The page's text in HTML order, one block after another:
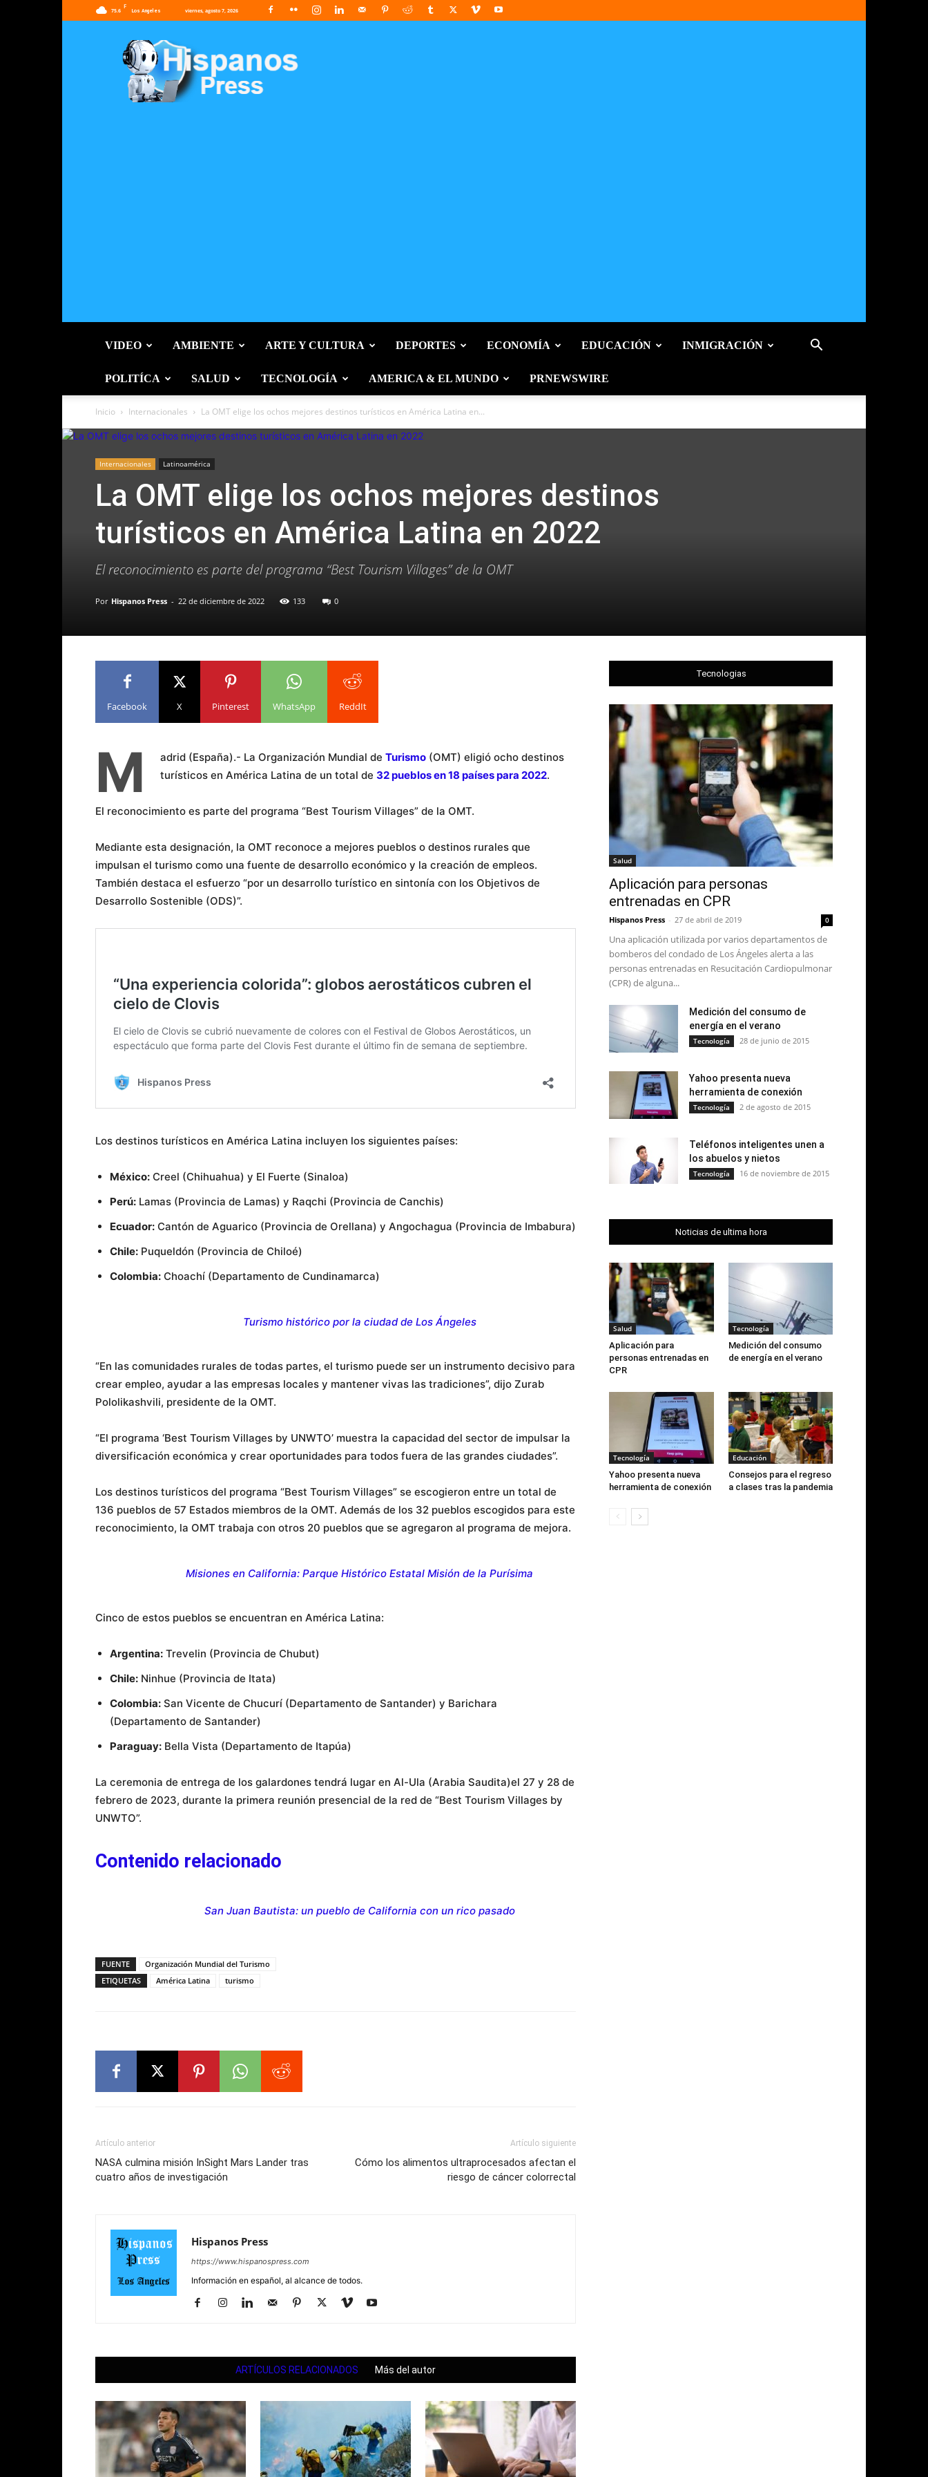
75.6
F
Los Angeles viernes, agosto 7, 2026
Press
VIDEO AMBIENTE ARTE Y CULTURA DEPORTES ECONOMÍA EDUCACIÓN INMIGRACIÓN
POLITÍCA SALUD TECNOLOGÍA AMERICA & EL MUNDO PRNEWSWIRE
Inicio Internacionales La OMT elige los ochos mejores destinos turísticos en América Latina en...
Internacionales Latinoamérica
La OMT elige los ochos mejores destinos
turísticos en América Latina en 2022
El reconocimiento es parte del programa “Best Tourism Villages” de la OMT
Por Hispanos Press - 22 de diciembre de 2022 133 0
Facebook X Pinterest WhatsApp ReddIt
M adrid (España).- La Organización Mundial de Turismo (OMT) eligió ocho destinos
turísticos en América Latina de un total de 32 pueblos en 18 países para 2022.
El reconocimiento es parte del programa “Best Tourism Villages” de la OMT.
Mediante esta designación, la OMT reconoce a mejores pueblos o destinos rurales que
impulsan el turismo como una fuente de desarrollo económico y la creación de empleos.
También destaca el esfuerzo “por un desarrollo turístico en sintonía con los Objetivos de
Desarrollo Sostenible (ODS)”.
Los destinos turísticos en América Latina incluyen los siguientes países:
México: Creel (Chihuahua) y El Fuerte (Sinaloa)
Perú: Lamas (Provincia de Lamas) y Raqchi (Provincia de Canchis)
Ecuador: Cantón de Aguarico (Provincia de Orellana) y Angochagua (Provincia de Imbabura)
Chile: Puqueldón (Provincia de Chiloé)
Colombia: Choachí (Departamento de Cundinamarca)
Turismo histórico por la ciudad de Los Ángeles
“En las comunidades rurales de todas partes, el turismo puede ser un instrumento decisivo para
crear empleo, ayudar a las empresas locales y mantener vivas las tradiciones”, dijo Zurab
Pololikashvili, presidente de la OMT.
“El programa ‘Best Tourism Villages by UNWTO’ muestra la capacidad del sector de impulsar la
diversificación económica y crear oportunidades para todos fuera de las grandes ciudades”.
Los destinos turísticos del programa “Best Tourism Villages” se escogieron entre un total de
136 pueblos de 57 Estados miembros de la OMT. Además de los 32 pueblos escogidos para este
reconocimiento, la OMT trabaja con otros 20 pueblos que se agregaron al programa de mejora.
Misiones en California: Parque Histórico Estatal Misión de la Purísima
Cinco de estos pueblos se encuentran en América Latina:
Argentina: Trevelin (Provincia de Chubut)
Chile: Ninhue (Provincia de Itata)
Colombia: San Vicente de Chucurí (Departamento de Santander) y Barichara
(Departamento de Santander)
Paraguay: Bella Vista (Departamento de Itapúa)
La ceremonia de entrega de los galardones tendrá lugar en Al-Ula (Arabia Saudita)el 27 y 28 de
febrero de 2023, durante la primera reunión presencial de la red de “Best Tourism Villages by
UNWTO”.
Contenido relacionado
San Juan Bautista: un pueblo de California con un rico pasado
FUENTE
Organización Mundial del Turismo
ETIQUETAS
América Latina turismo
Artículo anterior
NASA culmina misión InSight Mars Lander tras
cuatro años de investigación
Artículo siguiente
Cómo los alimentos ultraprocesados afectan el
riesgo de cáncer colorrectal
Hispanos Press
https://www.hispanospress.com
Información en español, al alcance de todos.
ARTÍCULOS RELACIONADOS Más del autor
Tecnologias
Salud
Aplicación para personas
entrenadas en CPR
Hispanos Press - 27 de abril de 2019 0
Una aplicación utilizada por varios departamentos de
bomberos del condado de Los Ángeles alerta a las
personas entrenadas en Resucitación Cardiopulmonar
(CPR) de alguna...
Medición del consumo de
energía en el verano
Tecnología 28 de junio de 2015
Yahoo presenta nueva
herramienta de conexión
Tecnología 2 de agosto de 2015
Teléfonos inteligentes unen a
los abuelos y nietos
Tecnología 16 de noviembre de 2015
Noticias de ultima hora
Salud
Aplicación para
personas entrenadas en
CPR
Tecnología
Medición del consumo
de energía en el verano
Tecnología
Yahoo presenta nueva
herramienta de conexión
Educación
Consejos para el regreso
a clases tras la pandemia